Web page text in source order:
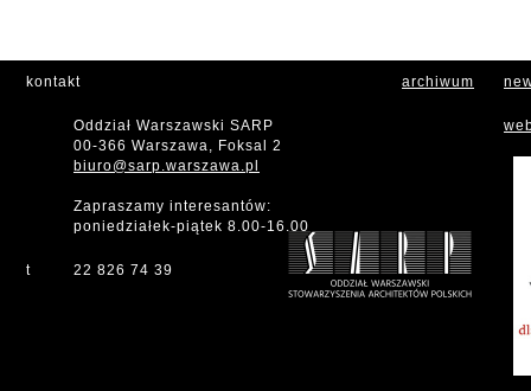
kontakt
Oddział Warszawski SARP
00-366 Warszawa, Foksal 2
biuro@sarp.warszawa.pl
Zapraszamy interesantów:
poniedziałek-piątek 8.00-16.00
t 22 826 74 39
archiwum